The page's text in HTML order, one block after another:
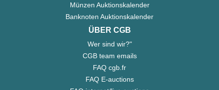
Münzen Auktionskalender
Banknoten Auktionskalender
ÜBER CGB
Wer sind wir?"
CGB team emails
FAQ cgb.fr
FAQ E-auctions